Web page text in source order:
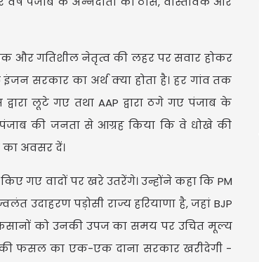
और गतिशील नेतृत्व की लहर पर सवार होकर
सरकार का अर्थ क्या होता है। हर गांव तक
लूटे गए तथा AAP द्वारा ठगे गए पंजाब के
की जनता से आग्रह किया कि वे धोखे की
का अवसर दें।
गए वादों पर खरे उतरेंगे। उन्होंने कहा कि PM
उदाहरण पड़ोसी राज्य हरियाणा है, जहां BJP
को उनकी उपज का समय पर उचित मूल्य
फसल का एक-एक दाना सरकार खरीदेगी -